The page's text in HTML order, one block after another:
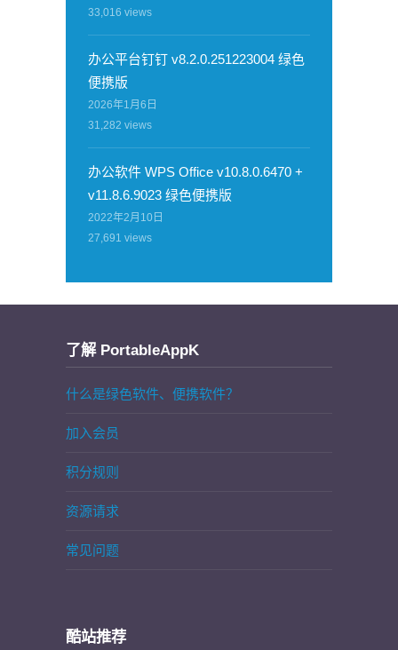
33,016 views
办公平台钉钉 v8.2.0.251223004 绿色
便携版
2026年1月6日
31,282 views
办公软件 WPS Office v10.8.0.6470 +
v11.8.6.9023 绿色便携版
2022年2月10日
27,691 views
了解 PortableAppK
什么是绿色软件、便携软件？
加入会员
积分规则
资源请求
常见问题
酷站推荐